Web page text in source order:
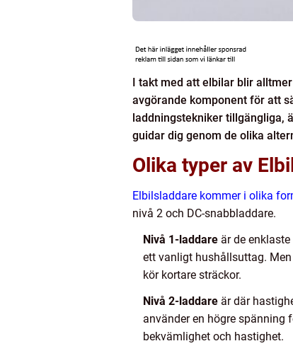
I takt med att elbilar blir
avgörande komponent för att
laddningstekniker tillgängliga,
guidar dig genom de olika
Olika typer av
Elbilsladdare kommer i olika
nivå 2 och DC-snabbladdare.
Nivå 1-laddare är de
ett vanligt hushållsuttag.
kör kortare sträckor.
Nivå 2-laddare är där
använder en högre spänning
bekvämlighet och hastighet.